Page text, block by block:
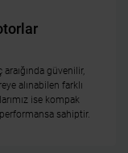
güvenilir,
alınabilen farklı
ise kompak
sahiptir.